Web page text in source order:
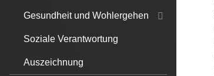
Gesundheit und Wohlergehen
Soziale Verantwortung
Auszeichnung